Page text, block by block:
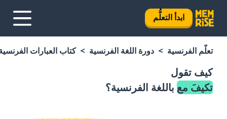
ابدأ التعلُّم
تعلَّم الفرنسية دورة اللغة الفرنسية كتاب العبارات
كيف تقول
تكيفَ مع باللغة الفرنسية؟